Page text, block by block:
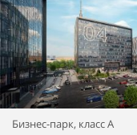
Бизнес-парк, класс A